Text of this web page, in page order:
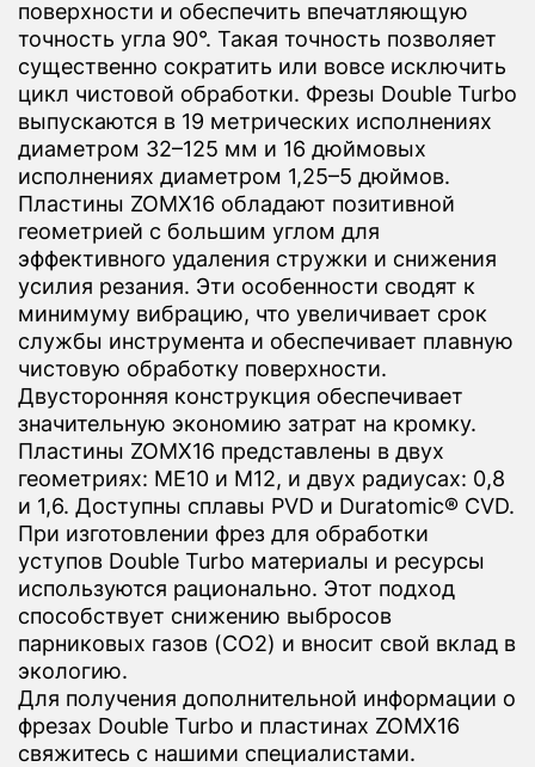
поверхности и обеспечить впечатляющую
точность угла 90°. Такая точность позволяет
существенно сократить или вовсе исключить
цикл чистовой обработки. Фрезы Double Turbo
выпускаются в 19 метрических исполнениях
диаметром 32–125 мм и 16 дюймовых
исполнениях диаметром 1,25–5 дюймов.
Пластины ZOMX16 обладают позитивной
геометрией с большим углом для
эффективного удаления стружки и снижения
усилия резания. Эти особенности сводят к
минимуму вибрацию, что увеличивает срок
службы инструмента и обеспечивает плавную
чистовую обработку поверхности.
Двусторонняя конструкция обеспечивает
значительную экономию затрат на кромку.
Пластины ZOMX16 представлены в двух
геометриях: ME10 и M12, и двух радиусах: 0,8
и 1,6. Доступны сплавы PVD и Duratomic® CVD.
При изготовлении фрез для обработки
уступов Double Turbo материалы и ресурсы
используются рационально. Этот подход
способствует снижению выбросов
парниковых газов (CO2) и вносит свой вклад в
экологию.
Для получения дополнительной информации о
фрезах Double Turbo и пластинах ZOMX16
свяжитесь с нашими специалистами.